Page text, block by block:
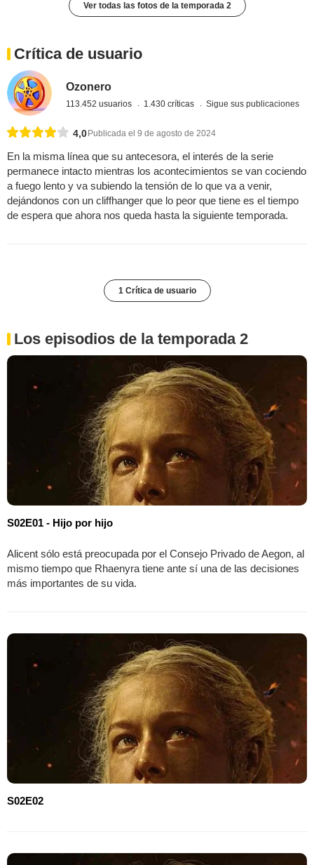
Ver todas las fotos de la temporada 2
Crítica de usuario
Ozonero
113.452 usuarios 1.430 críticas Sigue sus publicaciones
4,0Publicada el 9 de agosto de 2024
En la misma línea que su antecesora, el interés de la serie
permanece intacto mientras los acontecimientos se van cociendo
a fuego lento y va subiendo la tensión de lo que va a venir,
dejándonos con un cliffhanger que lo peor que tiene es el tiempo
de espera que ahora nos queda hasta la siguiente temporada.
1 Crítica de usuario
Los episodios de la temporada 2
S02E01 - Hijo por hijo
Alicent sólo está preocupada por el Consejo Privado de Aegon, al
mismo tiempo que Rhaenyra tiene ante sí una de las decisiones
más importantes de su vida.
S02E02